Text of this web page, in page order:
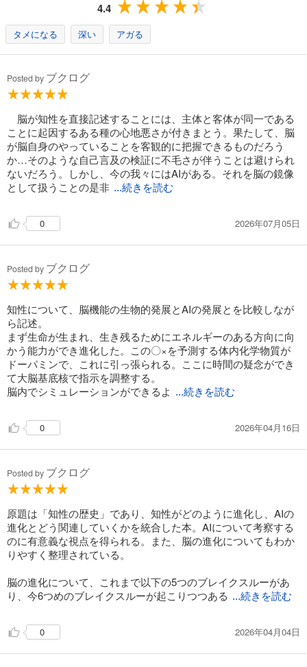
4.4
タメになる 深い アガる
Posted by ブクログ
脳が知性を直接記述することには、主体と客体が同一である
ことに起因するある種の心地悪さが付きまとう。果たして、脳
が脳自身のやっていることを客観的に把握できるものだろう
か…そのような自己言及の検証に不毛さが伴うことは避けられ
ないだろう。しかし、今の我々にはAIがある。それを脳の鏡像
として扱うことの是非 ...続きを読む
0 2026年07月05日
Posted by ブクログ
知性について、脳機能の生物的発展とAIの発展とを比較しなが
ら記述。
まず生命が生まれ、生き残るためにエネルギーのある方向に向
かう能力ができ進化した。この〇×を予測する体内化学物質が
ドーパミンで、これに引っ張られる。ここに時間の疑念ができ
て大脳基底核で指示を調整する。
脳内でシミュレーションができるよ
...続きを読む
0 2026年04月16日
Posted by ブクログ
原題は「知性の歴史」であり、知性がどのように進化し、AIの
進化とどう関連していくかを統合した本。AIについて考察する
のに有意義な視点を得られる。また、脳の進化についてもわか
りやすく整理されている。
脳の進化について、これまで以下の5つのブレイクスルーがあ
り、今6つめのブレイクスルーが起こりつつある ...続きを読む
0 2026年04月04日